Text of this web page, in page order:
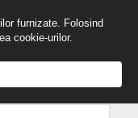
furnizate. Folosind
cookie-urilor.